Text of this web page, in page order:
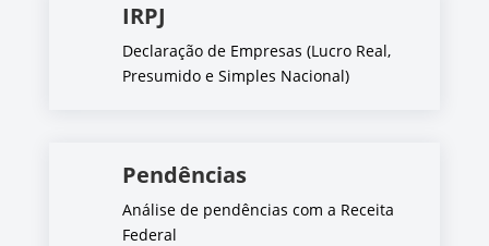
IRPJ
Declaração de Empresas (Lucro Real,
Presumido e Simples Nacional)
Pendências
Análise de pendências com a Receita
Federal